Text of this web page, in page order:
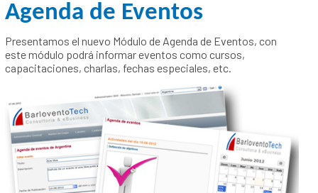
Agenda de Eventos
Presentamos el nuevo Módulo de Agenda de Eventos, con
este módulo podrá informar eventos como cursos,
capacitaciones, charlas, fechas especiales, etc.